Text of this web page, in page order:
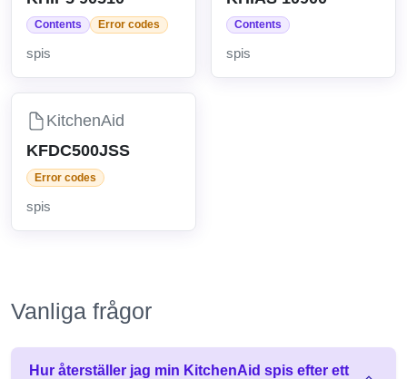
Contents Error codes
spis
Contents
spis
KitchenAid
KFDC500JSS
Error codes
spis
Vanliga frågor
Hur återställer jag min KitchenAid spis efter ett